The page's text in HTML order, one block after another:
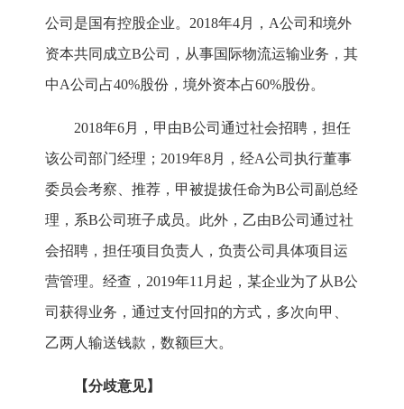
公司是国有控股企业。2018年4月，A公司和境外
资本共同成立B公司，从事国际物流运输业务，其
中A公司占40%股份，境外资本占60%股份。
2018年6月，甲由B公司通过社会招聘，担任
该公司部门经理；2019年8月，经A公司执行董事
委员会考察、推荐，甲被提拔任命为B公司副总经
理，系B公司班子成员。此外，乙由B公司通过社
会招聘，担任项目负责人，负责公司具体项目运
营管理。经查，2019年11月起，某企业为了从B公
司获得业务，通过支付回扣的方式，多次向甲、
乙两人输送钱款，数额巨大。
【分歧意见】